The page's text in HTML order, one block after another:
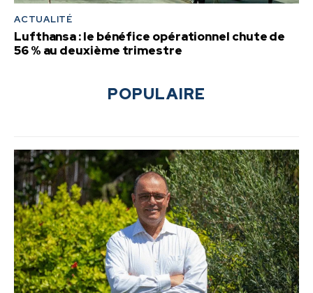
ACTUALITÉ
Lufthansa : le bénéfice opérationnel chute de
56 % au deuxième trimestre
POPULAIRE